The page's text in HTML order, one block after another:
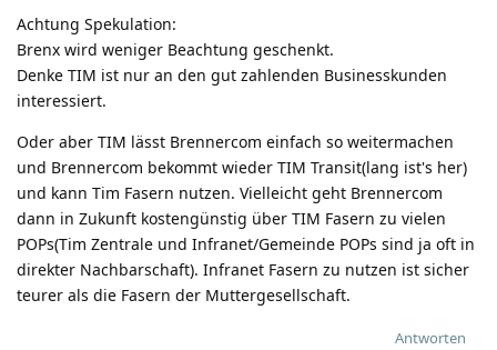
Achtung Spekulation:
Brenx wird weniger Beachtung geschenkt.
Denke TIM ist nur an den gut zahlenden Businesskunden
interessiert.
Oder aber TIM lässt Brennercom einfach so weitermachen
und Brennercom bekommt wieder TIM Transit(lang ist's her)
und kann Tim Fasern nutzen. Vielleicht geht Brennercom
dann in Zukunft kostengünstig über TIM Fasern zu vielen
POPs(Tim Zentrale und Infranet/Gemeinde POPs sind ja oft in
direkter Nachbarschaft). Infranet Fasern zu nutzen ist sicher
teurer als die Fasern der Muttergesellschaft.
Antworten